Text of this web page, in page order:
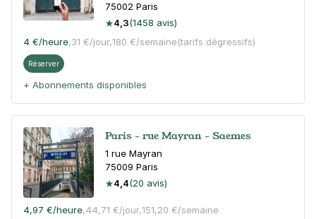
75002 Paris
4,3(1458 avis)
4 €/heure,31 €/jour,180 €/semaine(tarifs dégressifs)
Réserver
+ Abonnements disponibles
Paris - rue Mayran - Saemes
1 rue Mayran
75009 Paris
4,4(20 avis)
4,97 €/heure,44,71 €/jour,151,20 €/semaine